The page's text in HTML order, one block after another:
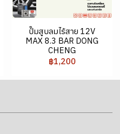
ปั๊มสูบลมไร้สาย 12V
MAX 8.3 BAR DONG
CHENG
฿1,200